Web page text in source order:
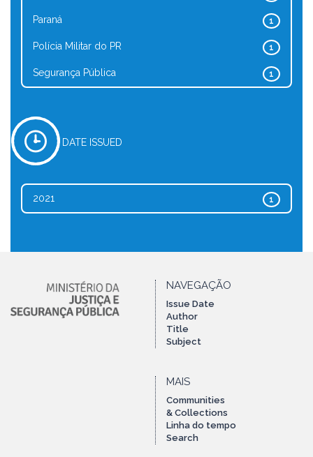
1
Paraná
1
Polícia Militar do PR
1
Segurança Pública
DATE ISSUED
1
2021
NAVEGAÇÃO
Issue Date
Author
Title
Subject
MAIS
Communities
& Collections
Linha do tempo
Search